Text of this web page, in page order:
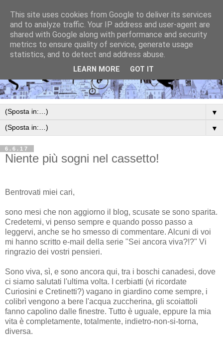
▼
▼
6.6.17
Niente più sogni nel cassetto!
Bentrovati miei cari,
sono mesi che non aggiorno il blog, scusate se sono sparita.
Credetemi, vi penso sempre e quando posso passo a
leggervi, anche se ho smesso di commentare. Alcuni di voi
mi hanno scritto e-mail della serie "Sei ancora viva?!?" Vi
ringrazio dei vostri pensieri.
Sono viva, sì, e sono ancora qui, tra i boschi canadesi, dove
ci siamo salutati l'ultima volta. I cerbiatti (vi ricordate
Curiosini e Cretinetti?) vagano in giardino come sempre, i
colibrì vengono a bere l'acqua zuccherina, gli scoiattoli
fanno capolino dalle finestre. Tutto è uguale, eppure la mia
vita è completamente, totalmente, indietro-non-si-torna,
diversa.
This site uses cookies from Google to deliver its services
and to analyze traffic. Your IP address and user-agent are
shared with Google along with performance and security
metrics to ensure quality of service, generate usage
statistics, and to detect and address abuse.
LEARN MORE GOT IT